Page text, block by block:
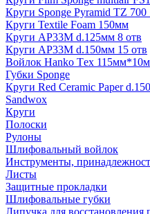
Круги Sponge Pyramid TZ
Круги Textile Foam 150мм
Круги AP33M d.125мм 8 отв
Круги AP33M d.150мм 15 отв
Войлок Hanko Tех 115мм*10м
Губки Sponge
Круги Red Ceramic Paper
Sandwox
Круги
Полоски
Рулоны
Шлифовальный войлок
Инструменты,
Листы
Защитные прокладки
Шлифовальные губки
Липучка для восстановления